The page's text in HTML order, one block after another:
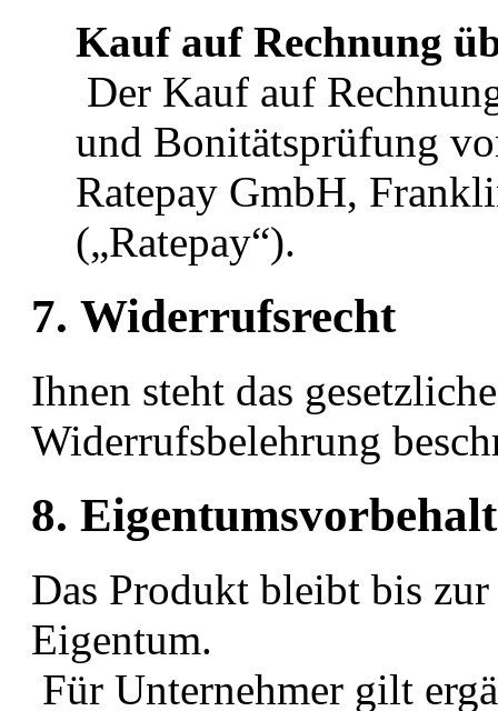
Kauf auf Rechnung
Der Kauf auf
und Bonitätsprüfung
Ratepay GmbH,
(„Ratepay“).
7. Widerrufsrecht
Ihnen steht das
Widerrufsbelehrung
8. Eigentumsvorbehalt
Das Produkt bleibt bis
Eigentum.
Für Unternehmer gilt